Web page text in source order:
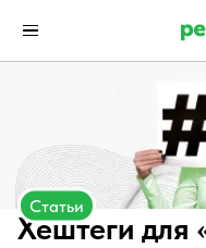
Статьи
Хештеги для